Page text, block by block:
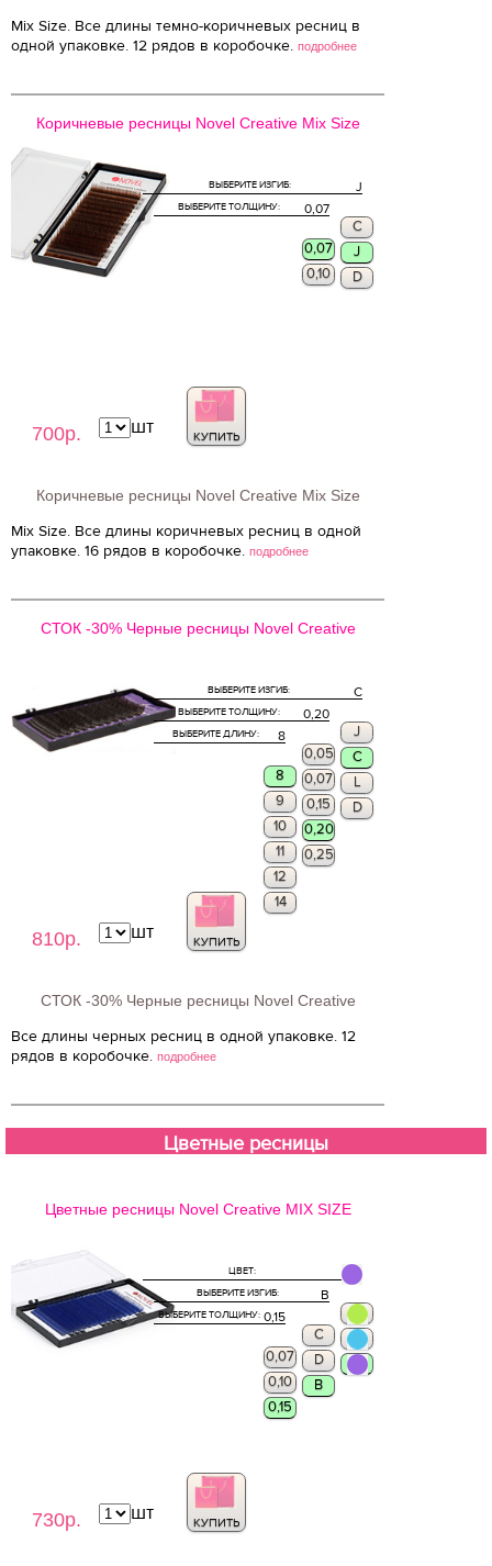
Mix Size. Все длины темно-коричневых ресниц в
одной упаковке. 12 рядов в коробочке. подробнее
Коричневые ресницы Novel Creative Mix Size
700р.
J
ВЫБЕРИТЕ ИЗГИБ:
0,07
ВЫБЕРИТЕ ТОЛЩИНУ:
C
J
0,07
0,10
D
КУПИТЬ
шт
Коричневые ресницы Novel Creative Mix Size
Mix Size. Все длины коричневых ресниц в одной
упаковке. 16 рядов в коробочке. подробнее
СТОК -30% Черные ресницы Novel Creative
810р.
C
ВЫБЕРИТЕ ИЗГИБ:
0,20
ВЫБЕРИТЕ ТОЛЩИНУ:
8
ВЫБЕРИТЕ ДЛИНУ:
J
C
0,05
0,07
0,15
0,20
8
9
10
11
12
14
0,25
L
D
КУПИТЬ
шт
СТОК -30% Черные ресницы Novel Creative
Все длины черных ресниц в одной упаковке. 12
рядов в коробочке. подробнее
Цветные ресницы
Цветные ресницы Novel Creative MIX SIZE
730р.
ЦВЕТ:
B
ВЫБЕРИТЕ ИЗГИБ:
0,15
ВЫБЕРИТЕ ТОЛЩИНУ:
С
D
B
0,07
0,10
0,15
КУПИТЬ
шт